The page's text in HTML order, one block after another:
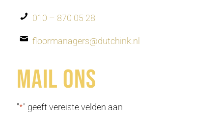
010 – 870 05 28
floormanagers@dutchink.nl
Mail ons
"*" geeft vereiste velden aan